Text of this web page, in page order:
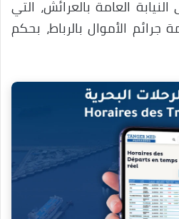
العامة بالعرائش، التي
الأموال بالرباط، بحكم